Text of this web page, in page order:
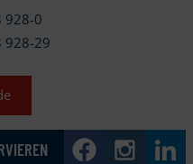
928-0
928-29